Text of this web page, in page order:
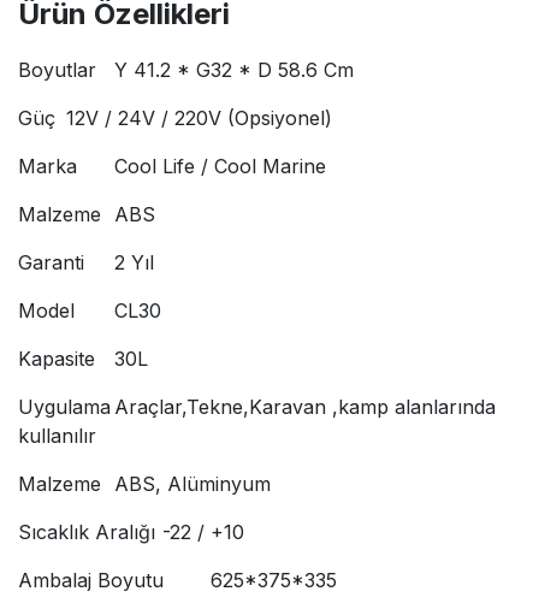
Ürün Özellikleri
Boyutlar
Y 41.2 * G32 * D 58.6 Cm
Güç 12V / 24V / 220V (Opsiyonel)
Marka
Cool Life / Cool Marine
Malzeme
ABS
Garanti
2 Yıl
Model
CL30
Kapasite
30L
Uygulama Araçlar,Tekne,Karavan ,kamp alanlarında
kullanılır
Malzeme
ABS, Alüminyum
Sıcaklık Aralığı -22 / +10
Ambalaj Boyutu
625*375*335